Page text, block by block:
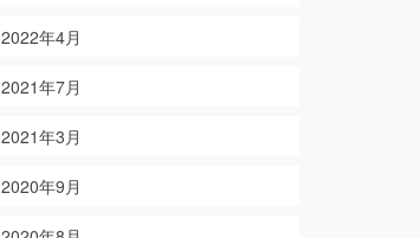
2022年4月
2021年7月
2021年3月
2020年9月